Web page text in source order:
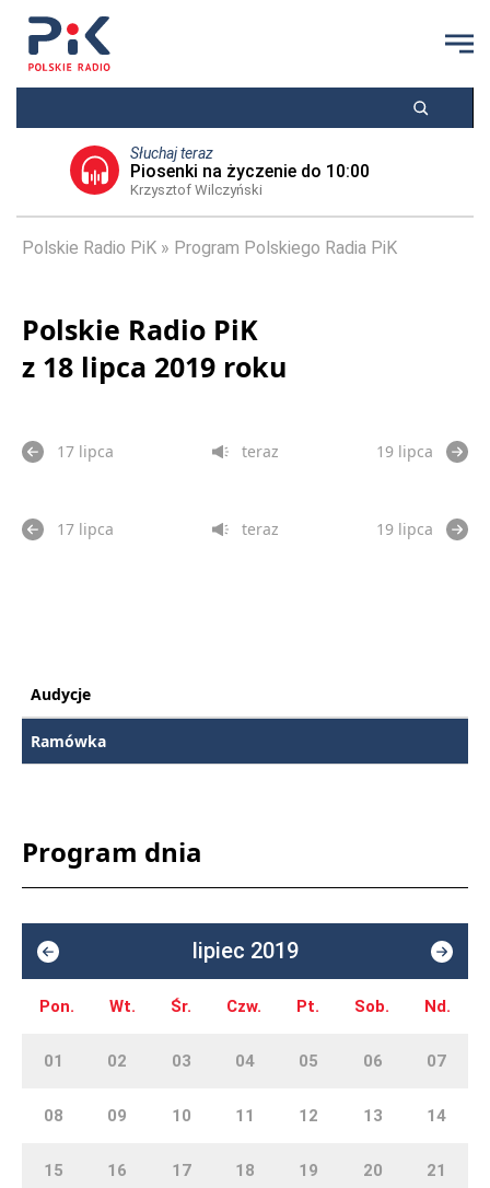
Słuchaj teraz
Piosenki na życzenie do 10:00
Krzysztof Wilczyński
Polskie Radio PiK Program Polskiego Radia PiK
Polskie Radio PiK
z 18 lipca 2019 roku
17 lipca teraz 19 lipca
17 lipca teraz 19 lipca
Audycje
Ramówka
Program dnia
lipiec 2019
Pon. Wt. Śr. Czw. Pt. Sob. Nd.
01 02 03 04 05 06 07
08 09 10 11 12 13 14
15 16 17 18 19 20 21